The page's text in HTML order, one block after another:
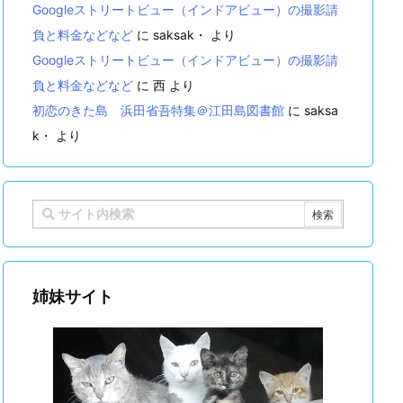
Googleストリートビュー（インドアビュー）の撮影請
負と料金などなど に saksak・
より
Googleストリートビュー（インドアビュー）の撮影請
負と料金などなど に 西 より
初恋のきた島 浜田省吾特集＠江田島図書館 に saksa
k・
より
姉妹サイト